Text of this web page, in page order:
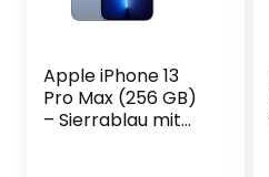
Apple iPhone 13
Pro Max (256 GB)
– Sierrablau mit